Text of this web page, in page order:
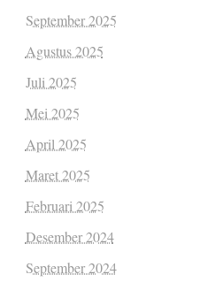
September 2025
Agustus 2025
Juli 2025
Mei 2025
April 2025
Maret 2025
Februari 2025
Desember 2024
September 2024